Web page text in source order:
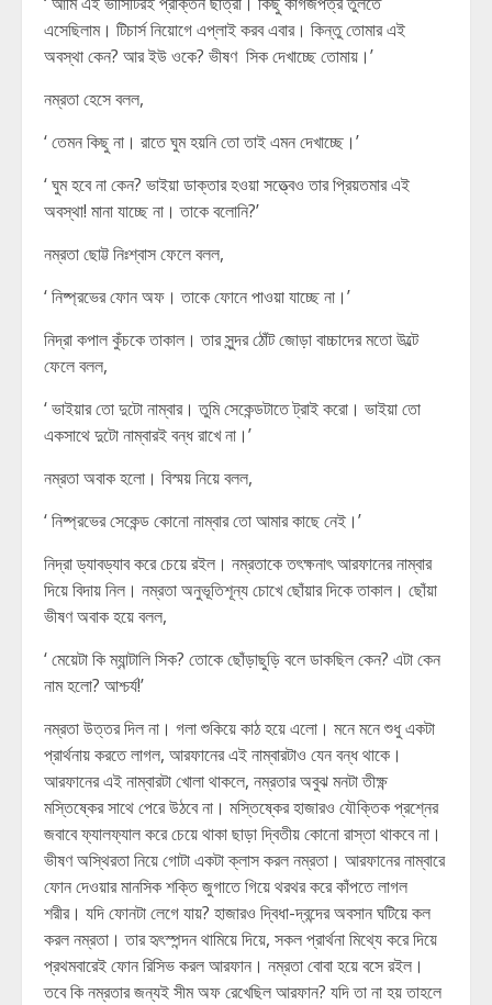
এসেছিলাম। টিচার্স নিয়োগে এপ্লাই করব এবার। কিন্তু তোমার এই
অবস্থা কেন? আর ইউ ওকে? ভীষণ সিক দেখাচ্ছে তোমায়।’
নম্রতা হেসে বলল,
‘ তেমন কিছু না। রাতে ঘুম হয়নি তো তাই এমন দেখাচ্ছে।’
‘ ঘুম হবে না কেন? ভাইয়া ডাক্তার হওয়া সত্ত্বেও তার প্রিয়তমার এই
অবস্থা! মানা যাচ্ছে না। তাকে বলোনি?’
নম্রতা ছোট্ট নিঃশ্বাস ফেলে বলল,
‘ নিষ্প্রভের ফোন অফ। তাকে ফোনে পাওয়া যাচ্ছে না।’
নিদ্রা কপাল কুঁচকে তাকাল। তার সুন্দর ঠোঁট জোড়া বাচ্চাদের মতো উল্টে
ফেলে বলল,
‘ ভাইয়ার তো দুটো নাম্বার। তুমি সেকেন্ডটাতে ট্রাই করো। ভাইয়া তো
একসাথে দুটো নাম্বারই বন্ধ রাখে না।’
নম্রতা অবাক হলো। বিস্ময় নিয়ে বলল,
‘ নিষ্প্রভের সেকেন্ড কোনো নাম্বার তো আমার কাছে নেই।’
নিদ্রা ড্যাবড্যাব করে চেয়ে রইল। নম্রতাকে তৎক্ষনাৎ আরফানের নাম্বার
দিয়ে বিদায় নিল। নম্রতা অনুভূতিশূন্য চোখে ছোঁয়ার দিকে তাকাল। ছোঁয়া
ভীষণ অবাক হয়ে বলল,
‘ মেয়েটা কি ম্যান্টালি সিক? তোকে ছোঁড়াছুড়ি বলে ডাকছিল কেন? এটা কেন
নাম হলো? আশ্চর্য!’
নম্রতা উত্তর দিল না। গলা শুকিয়ে কাঠ হয়ে এলো। মনে মনে শুধু একটা
প্রার্থনায় করতে লাগল, আরফানের এই নাম্বারটাও যেন বন্ধ থাকে।
আরফানের এই নাম্বারটা খোলা থাকলে, নম্রতার অবুঝ মনটা তীক্ষ্ণ
মস্তিষ্কের সাথে পেরে উঠবে না। মস্তিষ্কের হাজারও যৌক্তিক প্রশ্নের
জবাবে ফ্যালফ্যাল করে চেয়ে থাকা ছাড়া দ্বিতীয় কোনো রাস্তা থাকবে না।
ভীষণ অস্থিরতা নিয়ে গোটা একটা ক্লাস করল নম্রতা। আরফানের নাম্বারে
ফোন দেওয়ার মানসিক শক্তি জুগাতে গিয়ে থরথর করে কাঁপতে লাগল
শরীর। যদি ফোনটা লেগে যায়? হাজারও দ্বিধা-দ্বন্দের অবসান ঘটিয়ে কল
করল নম্রতা। তার হৃৎস্পন্দন থামিয়ে দিয়ে, সকল প্রার্থনা মিথ্যে করে দিয়ে
প্রথমবারেই ফোন রিসিভ করল আরফান। নম্রতা বোবা হয়ে বসে রইল।
তবে কি নম্রতার জন্যই সীম অফ রেখেছিল আরফান? যদি তা না হয় তাহলে